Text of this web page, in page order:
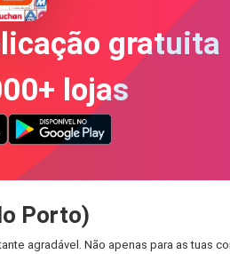
gratuita
lojas
Porto)
agradável. Não apenas para as tuas